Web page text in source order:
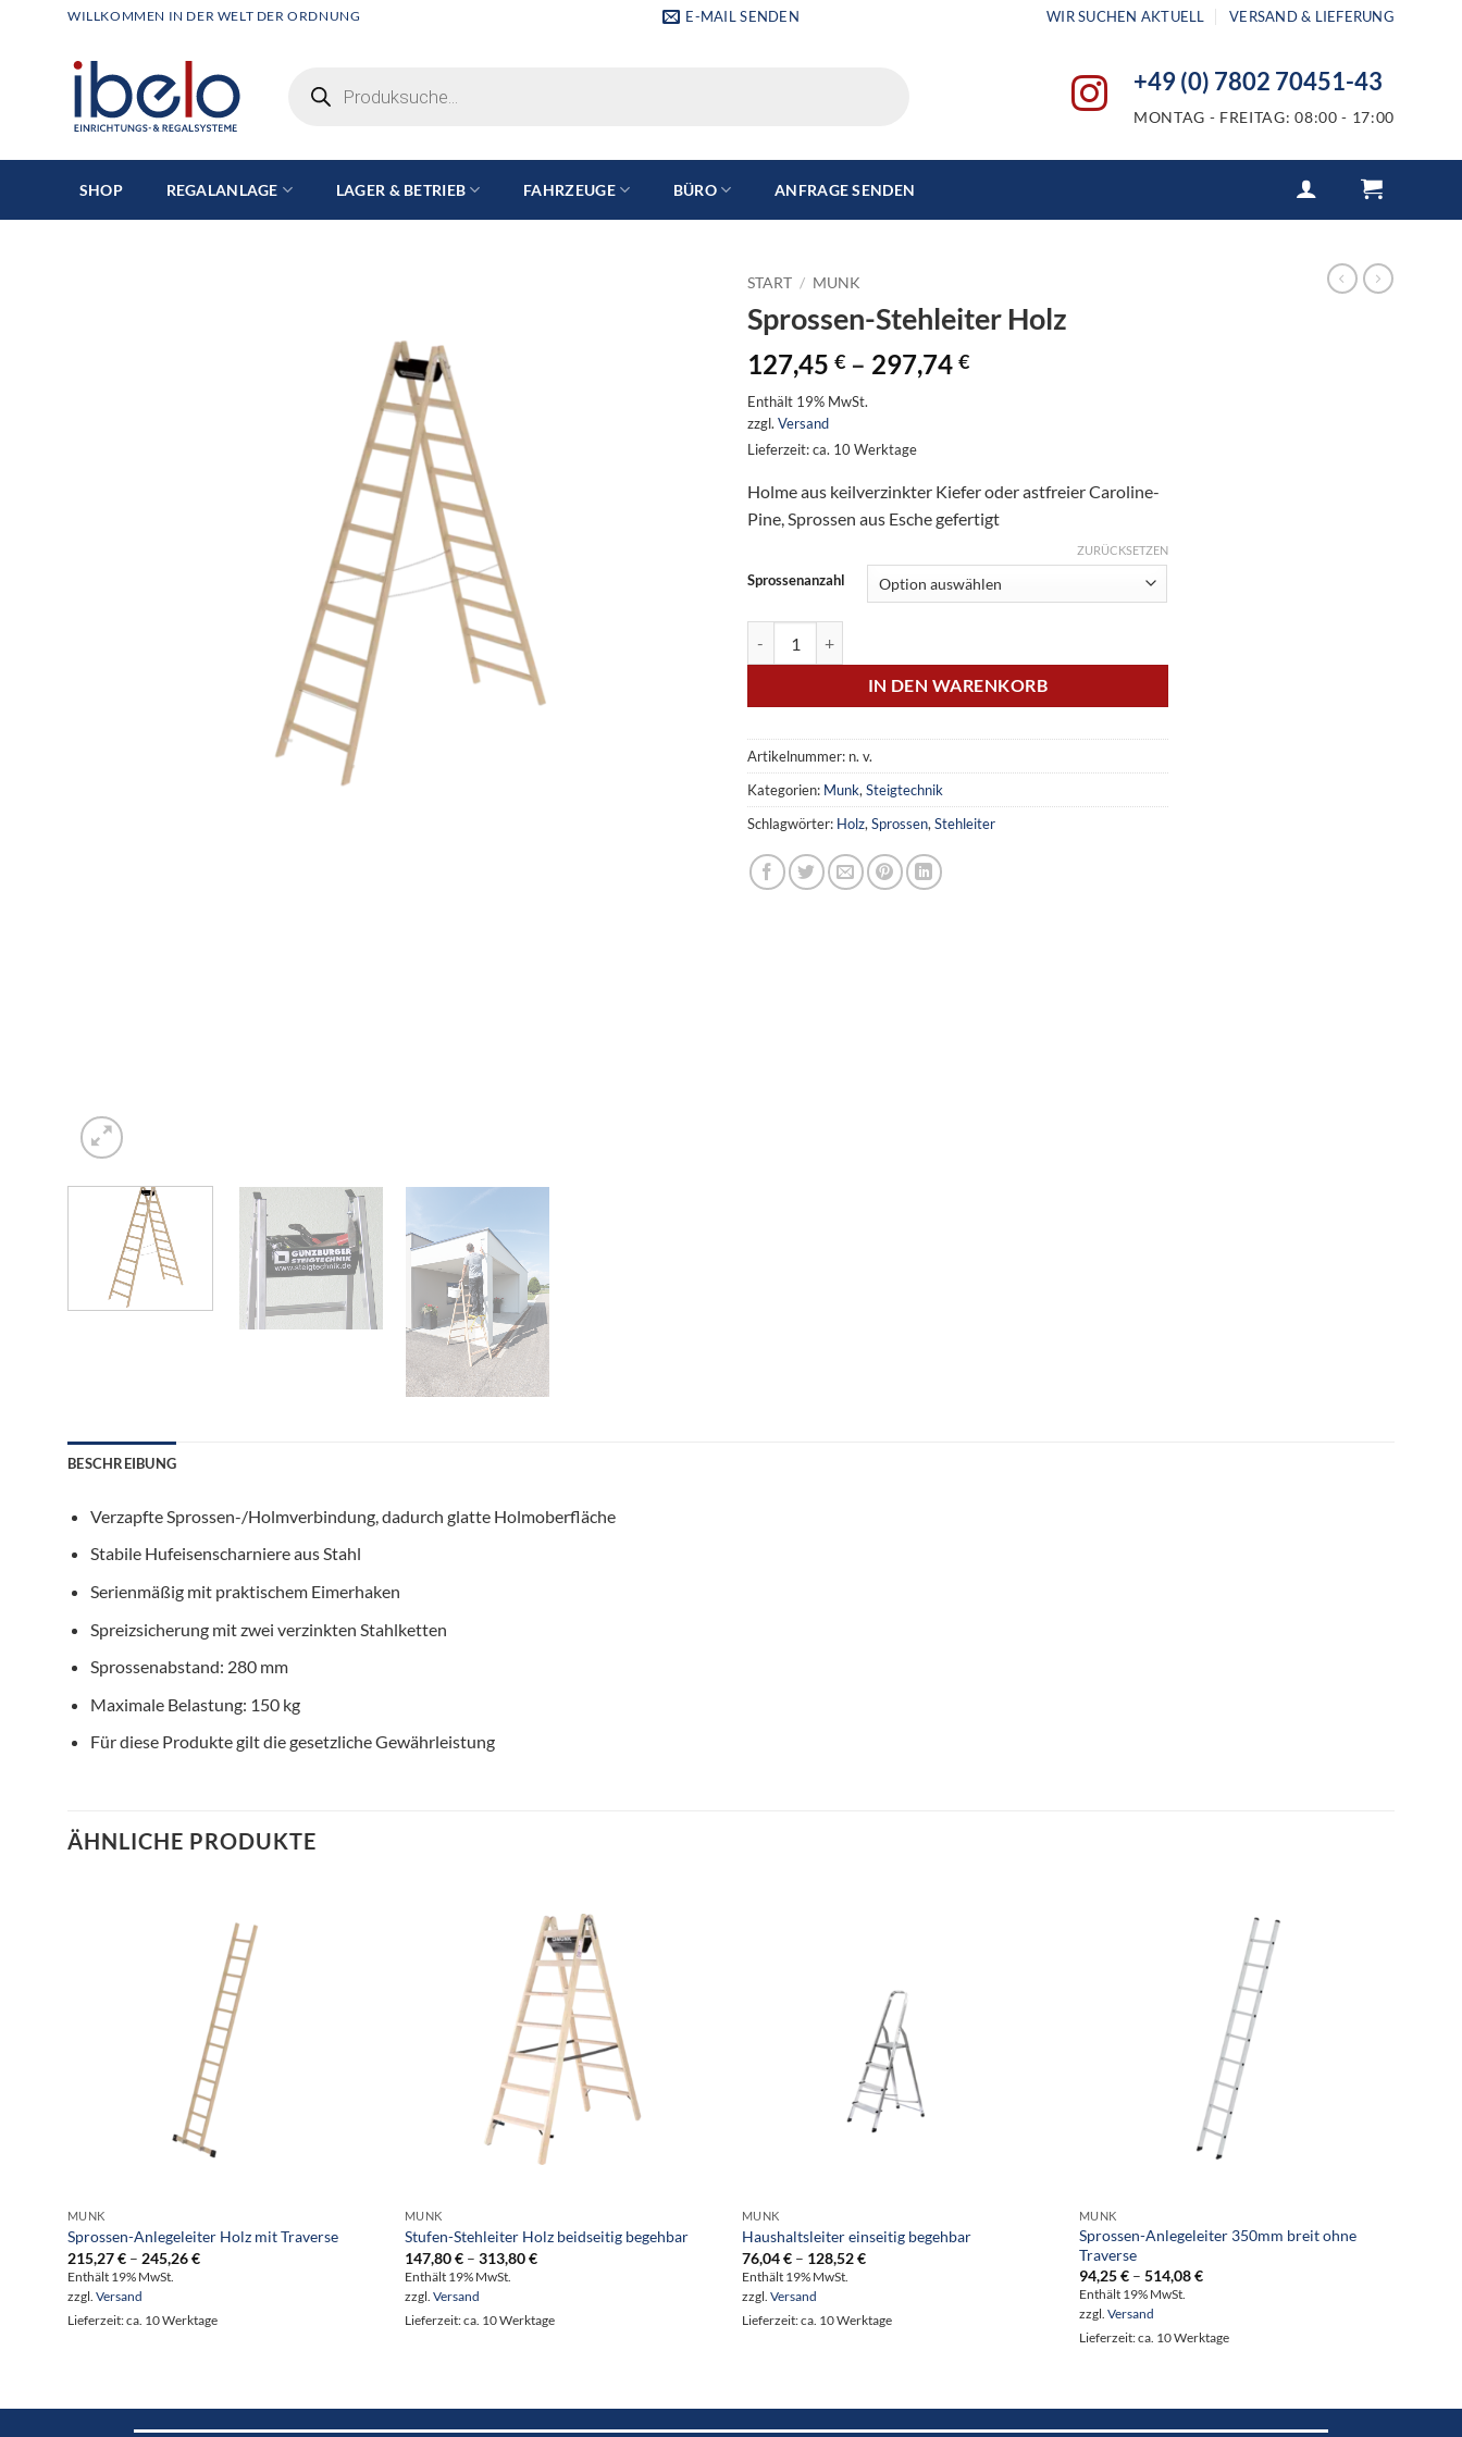
WILLKOMMEN IN DER WELT DER ORDNUNG E-MAIL SENDEN WIR SUCHEN AKTUELL VERSAND & LIEFERUNG
search
+49 (0) 7802 70451-43
MONTAG - FREITAG: 08:00 - 17:00
SHOP REGALANLAGE LAGER & BETRIEB FAHRZEUGE BÜRO ANFRAGE SENDEN
START / MUNK
Sprossen-Stehleiter Holz
127,45 € – 297,74 €Preisspanne:
Enthält 19% MwSt.
zzgl. Versand
Lieferzeit: ca. 10 Werktage
Holme aus keilverzinkter Kiefer oder astfreier Caroline-
Pine, Sprossen aus Esche gefertigt
Sprossenanzahl
ZURÜCKSETZEN
IN DEN WARENKORB
Artikelnummer: n. v.
Kategorien: Munk, Steigtechnik
Schlagwörter: Holz, Sprossen, Stehleiter
BESCHREIBUNG
Verzapfte Sprossen-/Holmverbindung, dadurch glatte Holmoberfläche
Stabile Hufeisenscharniere aus Stahl
Serienmäßig mit praktischem Eimerhaken
Spreizsicherung mit zwei verzinkten Stahlketten
Sprossenabstand: 280 mm
Maximale Belastung: 150 kg
Für diese Produkte gilt die gesetzliche Gewährleistung
ÄHNLICHE PRODUKTE
MUNK
Sprossen-Anlegeleiter Holz mit Traverse
215,27€ – 245,26€Preisspanne:
Enthält 19% MwSt.
zzgl. Versand
Lieferzeit: ca. 10 Werktage
MUNK
Stufen-Stehleiter Holz beidseitig begehbar
147,80€ – 313,80€Preisspanne:
Enthält 19% MwSt.
zzgl. Versand
Lieferzeit: ca. 10 Werktage
MUNK
Haushaltsleiter einseitig begehbar
76,04€ – 128,52€Preisspanne:
Enthält 19% MwSt.
zzgl. Versand
Lieferzeit: ca. 10 Werktage
MUNK
Sprossen-Anlegeleiter 350mm breit ohne
Traverse
94,25€ – 514,08€Preisspanne:
Enthält 19% MwSt.
zzgl. Versand
Lieferzeit: ca. 10 Werktage